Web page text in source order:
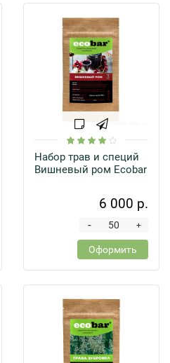
Набор трав и специй
Вишневый ром Ecobar
6 000 р.
+
-
Оформить